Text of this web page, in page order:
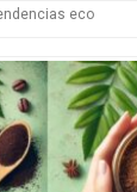
eco